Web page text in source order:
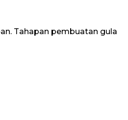
Tahapan pembuatan gula